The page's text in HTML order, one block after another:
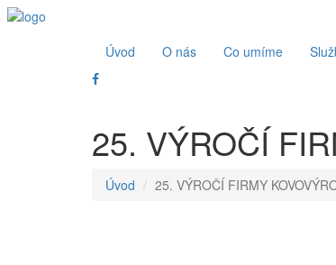
Úvod O nás Co umíme
25. VÝROČÍ
Úvod 25. VÝROČÍ FIRMY